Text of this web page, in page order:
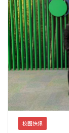
校園快訊